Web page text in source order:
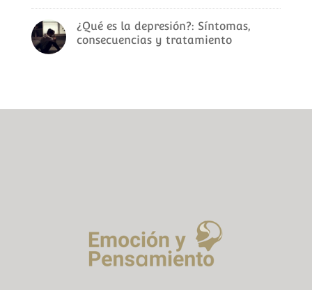
¿Qué es la depresión?: Síntomas,
consecuencias y tratamiento